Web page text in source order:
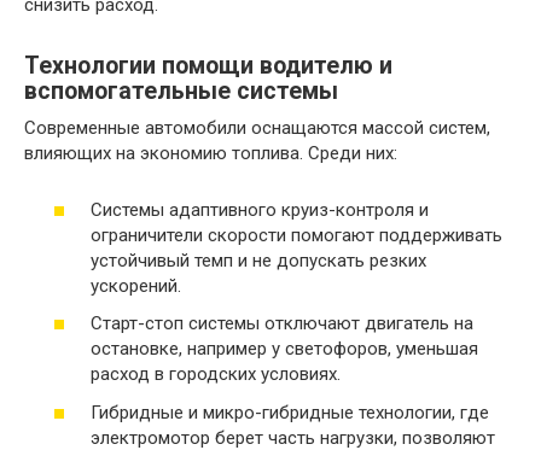
снизить расход.
Технологии помощи водителю и
вспомогательные системы
Современные автомобили оснащаются массой систем,
влияющих на экономию топлива. Среди них:
Системы адаптивного круиз-контроля и
ограничители скорости помогают поддерживать
устойчивый темп и не допускать резких
ускорений.
Старт-стоп системы отключают двигатель на
остановке, например у светофоров, уменьшая
расход в городских условиях.
Гибридные и микро-гибридные технологии, где
электромотор берет часть нагрузки, позволяют